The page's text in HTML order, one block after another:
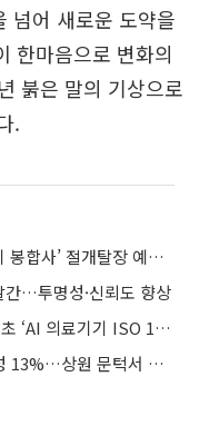
넘어 새로운 도약을
한마음으로 변화의
붉은 말의 기상으로
.
분당서울대병원 김기동 교수, ‘가시 봉합사’ 절개탈장 예방 확인
…투명성·신뢰도 향상
분당서울대병원, 국내 의료기관 최초 ‘AI 의료기기 ISO 13485’ 인증
美 클래리티 법안 연내 통과 가능성 13%…상원 문턱서 제동